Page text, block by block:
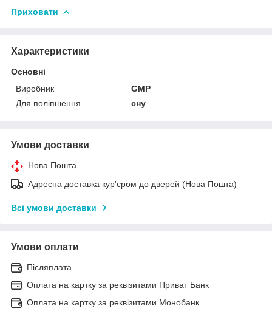
Приховати
Характеристики
Основні
Виробник
GMP
Для поліпшення
сну
Умови доставки
Нова Пошта
Адресна доставка кур'єром до дверей (Нова Пошта)
Всі умови доставки
Умови оплати
Післяплата
Оплата на картку за реквізитами Приват Банк
Оплата на картку за реквізитами Монобанк